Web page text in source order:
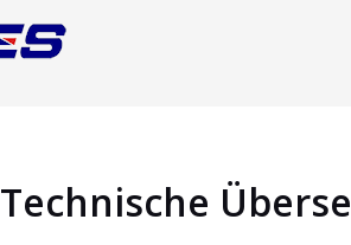
Technische